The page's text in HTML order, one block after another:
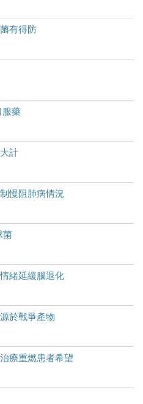
有得防
服藥
計
慢阻肺病情況
菌
緒延緩腦退化
於戰爭產物
療重燃患者希望